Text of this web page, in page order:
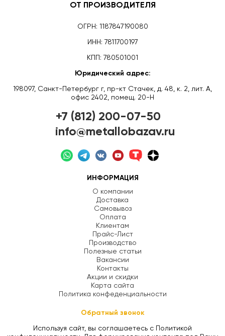
ОТ ПРОИЗВОДИТЕЛЯ
ОГРН: 1187847190080
ИНН: 7811700197
КПП: 780501001
Юридический адрес:
198097, Санкт-Петербург г, пр-кт Стачек, д. 48, к. 2, лит. А,
офис 2402, помещ. 20-Н
+7 (812) 200-07-50
info@metallobazav.ru
ИНФОРМАЦИЯ
О компании
Доставка
Самовывоз
Оплата
Клиентам
Прайс-Лист
Производство
Полезные статьи
Вакансии
Контакты
Акции и скидки
Карта сайта
Политика конфеденциальности
Обратный звонок
Используя сайт, вы соглашаетесь с Политикой